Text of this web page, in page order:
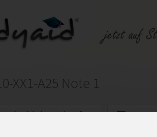
XX1-A25 Note 1
verkaufen